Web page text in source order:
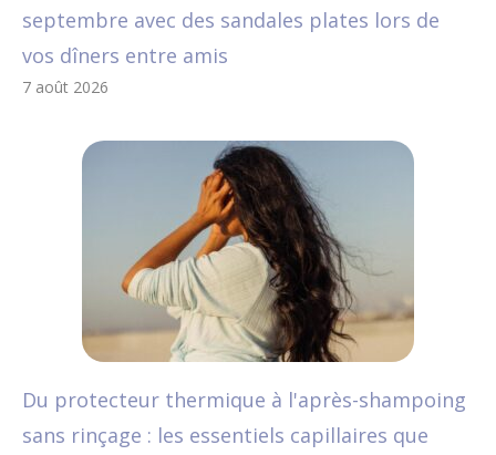
septembre avec des sandales plates lors de
vos dîners entre amis
7 août 2026
Du protecteur thermique à l'après-shampoing
sans rinçage : les essentiels capillaires que